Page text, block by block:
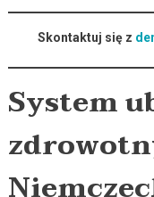
Skontaktuj się z
System